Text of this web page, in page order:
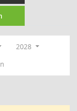
2028